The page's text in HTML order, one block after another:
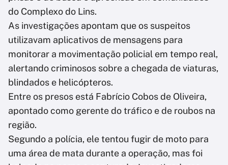
do Complexo do Lins.
As investigações apontam que os suspeitos
utilizavam aplicativos de mensagens para
monitorar a movimentação policial em tempo real,
alertando criminosos sobre a chegada de viaturas,
blindados e helicópteros.
Entre os presos está Fabrício Cobos de Oliveira,
apontado como gerente do tráfico e de roubos na
região.
Segundo a polícia, ele tentou fugir de moto para
uma área de mata durante a operação, mas foi